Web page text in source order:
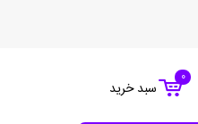
0
سبد خرید